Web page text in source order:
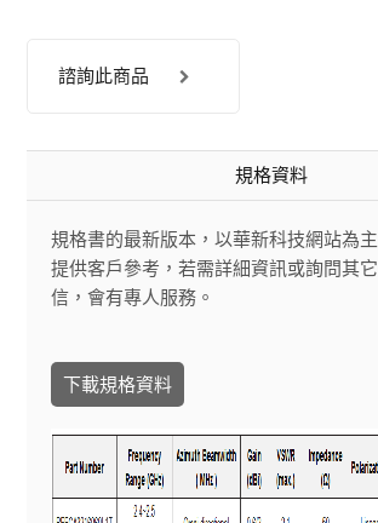
諮詢此商品
規格資料
規格書的最新版本，以華新科技網站為
提供客戶參考，若需詳細資訊或詢問其
信，會有專人服務。
下載規格資料